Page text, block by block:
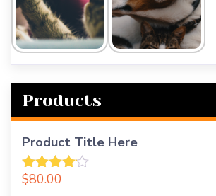
Products
Product Title Here
Rated
$80.00